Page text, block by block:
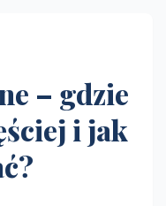
– gdzie
i jak